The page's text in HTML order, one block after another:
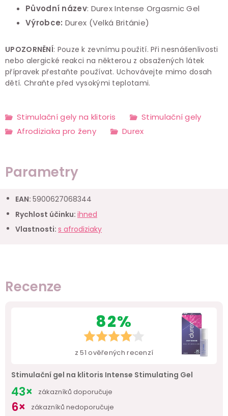
Původní název: Durex Intense Orgasmic Gel
Výrobce: Durex (Velká Británie)
UPOZORNĚNÍ: Pouze k zevnímu použití. Při nesnášenlivosti
nebo alergické reakci na některou z obsažených látek
přípravek přestaňte používat. Uchovávejte mimo dosah
dětí. Chraňte před vysokými teplotami.
Stimulační gely na klitoris
Stimulační gely
Afrodiziaka pro ženy
Durex
Parametry
EAN: 5900627068344
Rychlost účinku: ihned
Vlastnosti: s afrodiziaky
Recenze
82%
z51 ověřených recenzí
Stimulační gel na klitoris Intense Stimulating Gel
43× zákazníků doporučuje
6× zákazníků nedoporučuje